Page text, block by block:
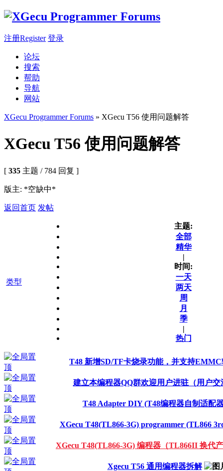
注册Register 登录
论坛
搜索
帮助
导航
网站
XGecu Programmer Forums » XGecu T56 使用问题解答
XGecu T56 使用问题解答
[ 335 主题 / 784 回复 ]
版主: *空缺中*
返回首页 发帖
类型
主题:
全部
精华
|
时间:
一天
两天
周
月
季
|
热门
T48 新增SD/TF卡烧录功能，并支持EMMC
建立本编程器QQ群欢迎用户进驻（用户交
T48 Adapter DIY (T48编程器自制适配
XGecu T48(TL866-3G) programmer (TL866
XGecu T48(TL866-3G) 编程器（TL866II 换代
Xgecu T56 通用编程器拆解